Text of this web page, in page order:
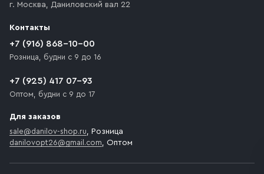
которое максимально близко к месту запланированной
движения. Если на территории места назначения
доставки предусмотрен платный въезд, то Покупателю
необходимо компенсировать стоимость въезда
г. Москва, Даниловский вал 22
Контакты
+7 (916) 868-10-00
Розница, будни с 9 до 16
+7 (925) 417 07-93
Оптом, будни с 9 до 17
Для заказов
sale@danilov-shop.ru, Розница
danilovopt26@gmail.com, Оптом